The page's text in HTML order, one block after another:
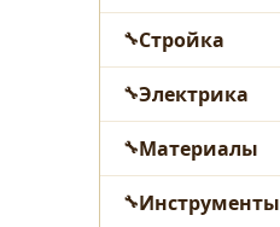
Стройка
Электрика
Материалы
Инструменты